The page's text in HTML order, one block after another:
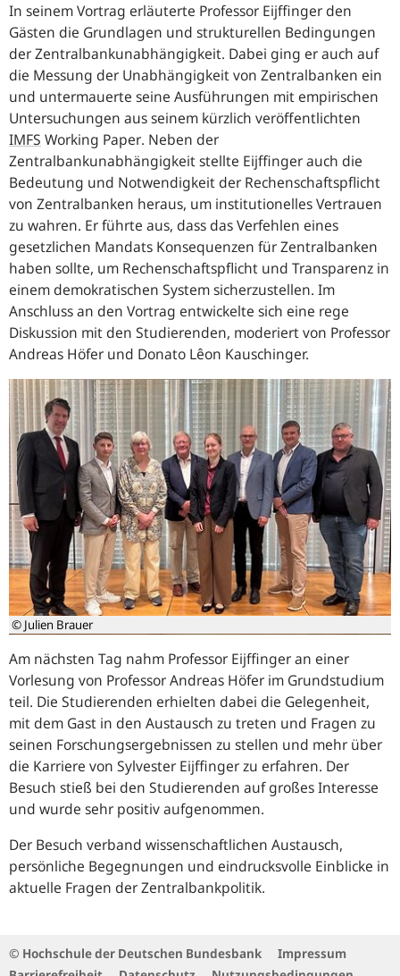
In seinem Vortrag erläuterte Professor Eijffinger den
Gästen die Grundlagen und strukturellen Bedingungen
der Zentralbankunabhängigkeit. Dabei ging er auch auf
die Messung der Unabhängigkeit von Zentralbanken ein
und untermauerte seine Ausführungen mit empirischen
Untersuchungen aus seinem kürzlich veröffentlichten
IMFS Working Paper. Neben der
Zentralbankunabhängigkeit stellte Eijffinger auch die
Bedeutung und Notwendigkeit der Rechenschaftspflicht
von Zentralbanken heraus, um institutionelles Vertrauen
zu wahren. Er führte aus, dass das Verfehlen eines
gesetzlichen Mandats Konsequenzen für Zentralbanken
haben sollte, um Rechenschaftspflicht und Transparenz in
einem demokratischen System sicherzustellen. Im
Anschluss an den Vortrag entwickelte sich eine rege
Diskussion mit den Studierenden, moderiert von Professor
Andreas Höfer und Donato Lêon Kauschinger.
© Julien Brauer
Am nächsten Tag nahm Professor Eijffinger an einer
Vorlesung von Professor Andreas Höfer im Grundstudium
teil. Die Studierenden erhielten dabei die Gelegenheit,
mit dem Gast in den Austausch zu treten und Fragen zu
seinen Forschungsergebnissen zu stellen und mehr über
die Karriere von Sylvester Eijffinger zu erfahren. Der
Besuch stieß bei den Studierenden auf großes Interesse
und wurde sehr positiv aufgenommen.
Der Besuch verband wissenschaftlichen Austausch,
persönliche Begegnungen und eindrucksvolle Einblicke in
aktuelle Fragen der Zentralbankpolitik.
© Hochschule der Deutschen Bundesbank
Impressum